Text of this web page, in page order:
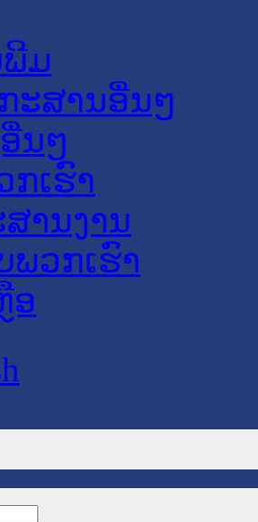
ມ
ະສານອື່ນໆ
ນໆ
ກເຮົາ
ານງານ
ພວກເຮົາ
ອ